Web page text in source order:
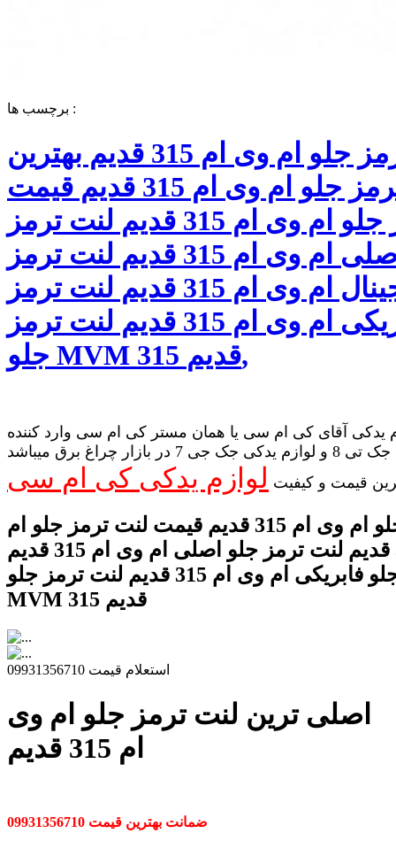
برچسب ها :
لنت ترمز جلو ام وی ام 315 قدیم بهترین
لنت ترمز جلو ام وی ام 315 قدیم قیمت
لنت ترمز جلو ام وی ام 315 قدیم لنت ترمز
جلو اصلی ام وی ام 315 قدیم لنت ترمز
جلو اورجینال ام وی ام 315 قدیم لنت ترمز
جلو فابریکی ام وی ام 315 قدیم لنت ترمز
جلو MVM 315 قدیم,
یدکی آقای کی ام سی یا همان مستر کی ام سی وارد کننده
لوازم یدکی جک تی 8 و لوازم یدکی جک جی 7 در بازار چراغ برق میباشد
قیمت و کیفیت لوازم یدکی کی ام سی
لنت ترمز جلو ام وی ام 315 قدیم قیمت لنت ترمز جلو ام
وی ام 315 قدیم لنت ترمز جلو اصلی ام وی ام 315 قدیم
لنت ترمز جلو فابریکی ام وی ام 315 قدیم لنت ترمز جلو
MVM 315 قدیم
استعلام قیمت 09931356710
اصلی ترین لنت ترمز جلو ام وی
ام 315 قدیم
ضمانت بهترین قیمت 09931356710